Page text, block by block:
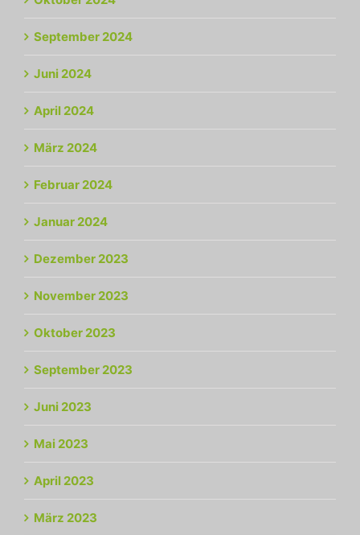
September 2024
Juni 2024
April 2024
März 2024
Februar 2024
Januar 2024
Dezember 2023
November 2023
Oktober 2023
September 2023
Juni 2023
Mai 2023
April 2023
März 2023